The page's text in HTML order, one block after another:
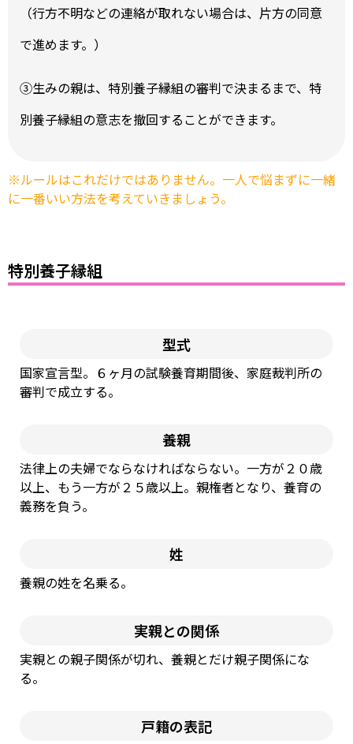
（行方不明などの連絡が取れない場合は、片方の同意
で進めます。）
➂生みの親は、特別養子縁組の審判で決まるまで、特
別養⼦縁組の意志を撤回することができます。
※ルールはこれだけではありません。一人で悩まずに一緒
に一番いい方法を考えていきましょう。
特別養子縁組
型式
国家宣⾔型。６ヶ⽉の試験養育期間後、家庭裁判所の
審判で成⽴する。
養親
法律上の夫婦でならなければならない。⼀⽅が２０歳
以上、もう⼀⽅が２５歳以上。親権者となり、養育の
義務を負う。
姓
養親の姓を名乗る。
実親との関係
実親との親⼦関係が切れ、養親とだけ親⼦関係にな
る。
戸籍の表記